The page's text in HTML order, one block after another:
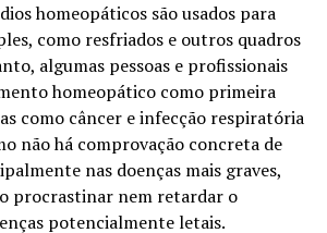
homeopáticos são usados para
como resfriados e outros quadros
algumas pessoas e profissionais
homeopático como primeira
como câncer e infecção respiratória
não há comprovação concreta de
nas doenças mais graves,
procrastinar nem retardar o
potencialmente letais.